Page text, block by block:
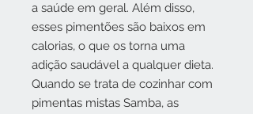
a saúde em geral. Além disso,
esses pimentões são baixos em
calorias, o que os torna uma
adição saudável a qualquer dieta.
Quando se trata de cozinhar com
pimentas mistas Samba, as